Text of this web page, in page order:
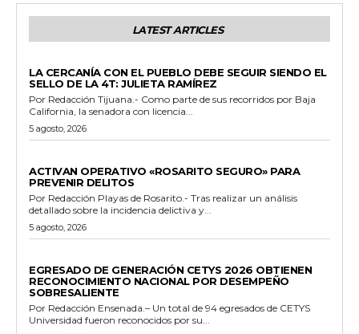
LATEST ARTICLES
LA CERCANÍA CON EL PUEBLO DEBE SEGUIR SIENDO EL
SELLO DE LA 4T: JULIETA RAMÍREZ
Por Redacción Tijuana.- Como parte de sus recorridos por Baja
California, la senadora con licencia...
5 agosto, 2026
ACTIVAN OPERATIVO «ROSARITO SEGURO» PARA
PREVENIR DELITOS
Por Redacción Playas de Rosarito.- Tras realizar un análisis
detallado sobre la incidencia delictiva y...
5 agosto, 2026
EGRESADO DE GENERACIÓN CETYS 2026 OBTIENEN
RECONOCIMIENTO NACIONAL POR DESEMPEÑO
SOBRESALIENTE
Por Redacción Ensenada.– Un total de 94 egresados de CETYS
Universidad fueron reconocidos por su...